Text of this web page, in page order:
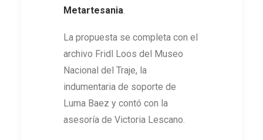
Metartesania
La propuesta se completa con el
archivo Fridl Loos del Museo
Nacional del Traje, la
indumentaria de soporte de
Luma Baez y contó con la
asesoría de Victoria Lescano.